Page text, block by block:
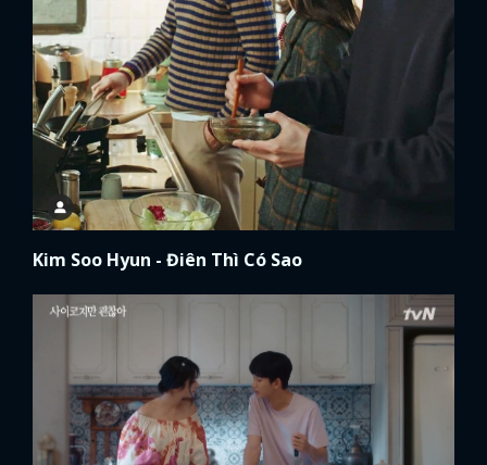
Kim Soo Hyun - Điên Thì Có Sao